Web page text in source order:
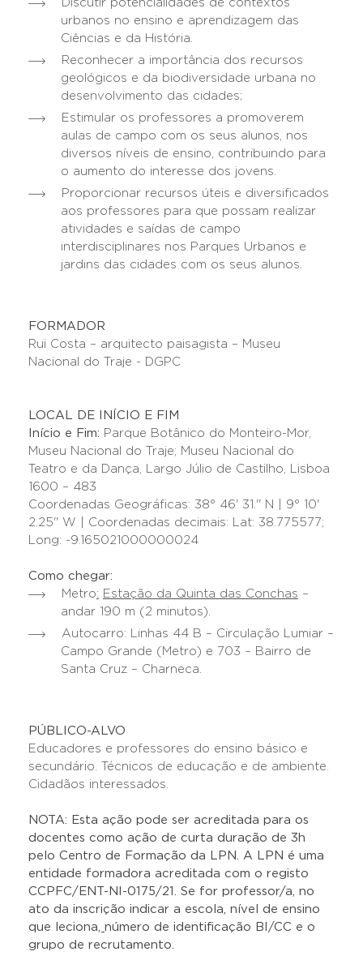
Discutir potencialidades de contextos
urbanos no ensino e aprendizagem das
Ciências e da História.
Reconhecer a importância dos recursos
geológicos e da biodiversidade urbana no
desenvolvimento das cidades;
Estimular os professores a promoverem
aulas de campo com os seus alunos, nos
diversos níveis de ensino, contribuindo para
o aumento do interesse dos jovens.
Proporcionar recursos úteis e diversificados
aos professores para que possam realizar
atividades e saídas de campo
interdisciplinares nos Parques Urbanos e
jardins das cidades com os seus alunos.
FORMADOR
Rui Costa – arquitecto paisagista – Museu
Nacional do Traje - DGPC
LOCAL DE INÍCIO E FIM
Início e Fim: Parque Botânico do Monteiro-Mor,
Museu Nacional do Traje; Museu Nacional do
Teatro e da Dança, Largo Júlio de Castilho, Lisboa
1600 – 483
Coordenadas Geográficas: 38° 46' 31.'' N | 9° 10'
2.25'' W | Coordenadas decimais: Lat: 38.775577;
Long: -9.165021000000024
Como chegar:
Metro: Estação da Quinta das Conchas –
andar 190 m (2 minutos).
Autocarro: Linhas 44 B – Circulação Lumiar –
Campo Grande (Metro) e 703 – Bairro de
Santa Cruz – Charneca.
PÚBLICO-ALVO
Educadores e professores do ensino básico e
secundário. Técnicos de educação e de ambiente.
Cidadãos interessados.
NOTA: Esta ação pode ser acreditada para os
docentes como ação de curta duração de 3h
pelo Centro de Formação da LPN. A LPN é uma
entidade formadora acreditada com o registo
CCPFC/ENT-NI-0175/21. Se for professor/a, no
ato da inscrição indicar a escola, nível de ensino
que leciona número de identificação BI/CC e o
grupo de recrutamento.